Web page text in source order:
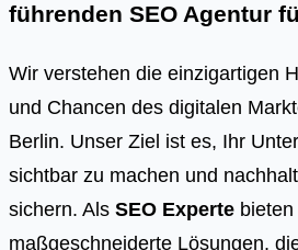
führenden SEO Agentur
Wir verstehen die einzigartigen
und Chancen des digitalen
Berlin. Unser Ziel ist es, Ihr
sichtbar zu machen und
sichern. Als SEO Experte
maßgeschneiderte Lösungen,